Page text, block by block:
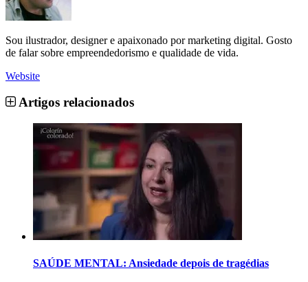
Sou ilustrador, designer e apaixonado por marketing digital. Gosto
de falar sobre empreendedorismo e qualidade de vida.
Website
Artigos relacionados
SAÚDE MENTAL: Ansiedade depois de tragédias